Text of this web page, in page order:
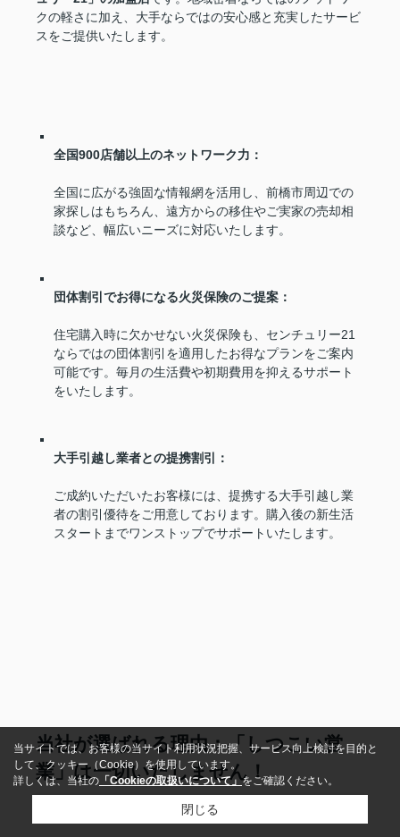
クの軽さに加え、大手ならではの安心感と充実したサービ
スをご提供いたします。
全国900店舗以上のネットワーク力：
全国に広がる強固な情報網を活用し、前橋市周辺での
家探しはもちろん、遠方からの移住やご実家の売却相
談など、幅広いニーズに対応いたします。
団体割引でお得になる火災保険のご提案：
住宅購入時に欠かせない火災保険も、センチュリー21
ならではの団体割引を適用したお得なプランをご案内
可能です。毎月の生活費や初期費用を抑えるサポート
をいたします。
大手引越し業者との提携割引：
ご成約いただいたお客様には、提携する大手引越し業
者の割引優待をご用意しております。購入後の新生活
スタートまでワンストップでサポートいたします。
当社が選ばれる理由：「しつこい営
業」は一切いたしません！
当サイトでは、お客様の当サイト利用状況把握、サービス向上検討を目的と
して、クッキー（Cookie）を使用しています。
詳しくは、当社の 「Cookieの取扱いについて」をご確認ください。
閉じる